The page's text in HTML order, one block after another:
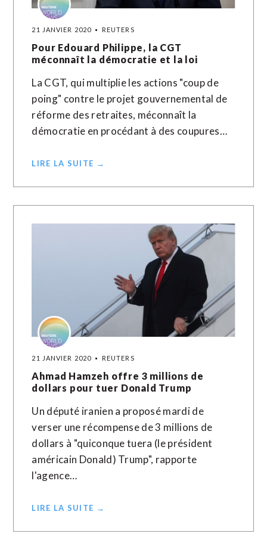
21 JANVIER 2020 REUTERS
Pour Edouard Philippe, la CGT
méconnaît la démocratie et la loi
La CGT, qui multiplie les actions "coup de
poing" contre le projet gouvernemental de
réforme des retraites, méconnaît la
démocratie en procédant à des coupures…
LIRE LA SUITE →
21 JANVIER 2020 REUTERS
Ahmad Hamzeh offre 3 millions de
dollars pour tuer Donald Trump
Un député iranien a proposé mardi de
verser une récompense de 3 millions de
dollars à "quiconque tuera (le président
américain Donald) Trump", rapporte
l'agence…
LIRE LA SUITE →